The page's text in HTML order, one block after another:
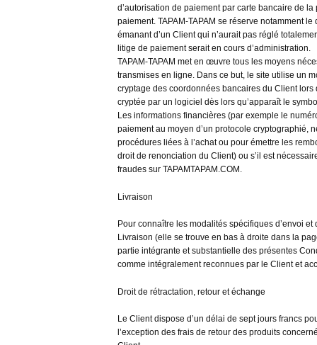
d’autorisation de paiement par carte bancaire de
paiement. TAPAM-TAPAM se réserve notamment
émanant d’un Client qui n’aurait pas réglé
litige de paiement serait en cours d’administration.
TAPAM-TAPAM met en œuvre tous les moyens
transmises en ligne. Dans ce but, le site utilise un
cryptage des coordonnées bancaires du Client
cryptée par un logiciel dès lors qu’apparaît le
Les informations financières (par exemple le
paiement au moyen d’un protocole cryptographié,
procédures liées à l’achat ou pour émettre les
droit de renonciation du Client) ou s’il est
fraudes sur TAPAMTAPAM.COM.
Livraison
Pour connaître les modalités spécifiques d’envoi
Livraison (elle se trouve en bas à droite dans la
partie intégrante et substantielle des présentes
comme intégralement reconnues par le Client et
Droit de rétractation, retour et échange
Le Client dispose d’un délai de sept jours francs
l’exception des frais de retour des produits